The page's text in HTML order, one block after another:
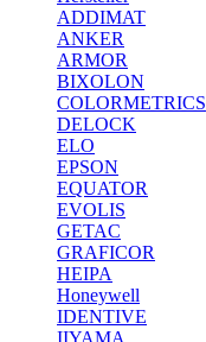
ADDIMAT
ANKER
ARMOR
BIXOLON
COLORMETRICS
DELOCK
ELO
EPSON
EQUATOR
EVOLIS
GETAC
GRAFICOR
HEIPA
Honeywell
IDENTIVE
IIYAMA